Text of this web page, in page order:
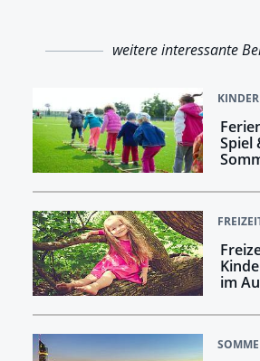
weitere interessante
Spiel
im